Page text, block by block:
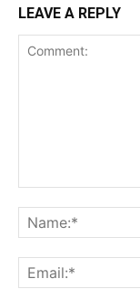
LEAVE A REPLY